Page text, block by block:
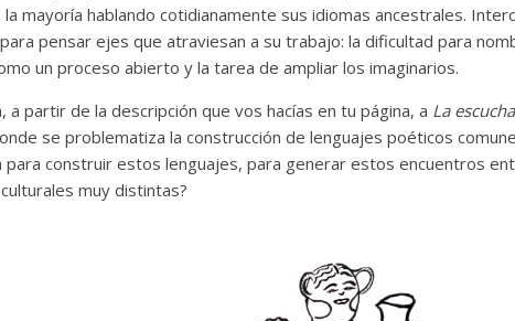
mayoría hablando cotidianamente sus idiomas ancestrales.
pensar ejes que atraviesan a su trabajo: la dificultad para
un proceso abierto y la tarea de ampliar los imaginarios.
a partir de la descripción que vos hacías en tu página, a La
se problematiza la construcción de lenguajes poéticos
para construir estos lenguajes, para generar estos encuentros
muy distintas?